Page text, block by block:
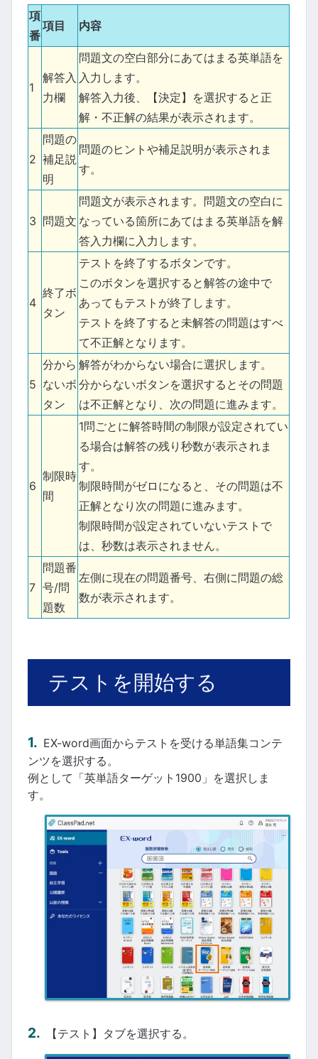
項
番
項目 内容
1
解答入
力欄
問題文の空白部分にあてはまる英単語を
入力します。
解答入力後、【決定】を選択すると正
解・不正解の結果が表示されます。
2
問題の
補足説
明
問題のヒントや補足説明が表示されま
す。
3 問題文
問題文が表示されます。問題文の空白に
なっている箇所にあてはまる英単語を解
答入力欄に入力します。
4
終了ボ
タン
テストを終了するボタンです。
このボタンを選択すると解答の途中で
あってもテストが終了します。
テストを終了すると未解答の問題はすべ
て不正解となります。
5
分から
ないボ
タン
解答がわからない場合に選択します。
分からないボタンを選択するとその問題
は不正解となり、次の問題に進みます。
6
制限時
間
1問ごとに解答時間の制限が設定されてい
る場合は解答の残り秒数が表示されま
す。
制限時間がゼロになると、その問題は不
正解となり次の問題に進みます。
制限時間が設定されていないテストで
は、秒数は表示されません。
7
問題番
号/問
題数
左側に現在の問題番号、右側に問題の総
数が表示されます。
テストを開始する
EX-word画面からテストを受ける単語集コンテ
ンツを選択する。
例として「英単語ターゲット1900」を選択しま
す。
【テスト】タブを選択する。